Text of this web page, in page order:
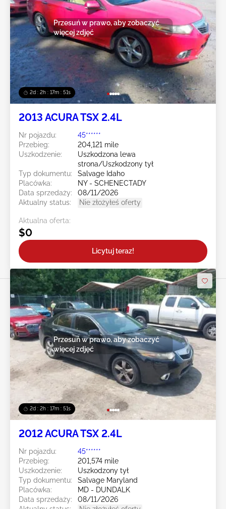
2d : 2h : 17m : 48s
Przesuń w prawo, aby zobaczyć
więcej zdjęć
2013 ACURA TSX 2.4L
Nr pojazdu:
45******
Przebieg:
204,121 mile
Uszkodzenie:
Uszkodzona lewa
strona/Uszkodzony tył
Typ dokumentu:
Salvage Idaho
Placówka:
NY - SCHENECTADY
Data sprzedaży:
08/11/2026
Aktualny status:
Nie złożyłeś oferty
Aktualna oferta:
$0
Licytuj teraz!
2d : 2h : 17m : 48s
Przesuń w prawo, aby zobaczyć
więcej zdjęć
2012 ACURA TSX 2.4L
Nr pojazdu:
45******
Przebieg:
201,574 mile
Uszkodzenie:
Uszkodzony tył
Typ dokumentu:
Salvage Maryland
Placówka:
MD - DUNDALK
Data sprzedaży:
08/11/2026